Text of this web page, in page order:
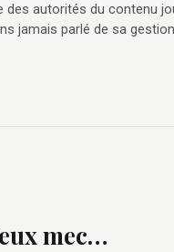
autorités du contenu
jamais parlé de sa
mec…